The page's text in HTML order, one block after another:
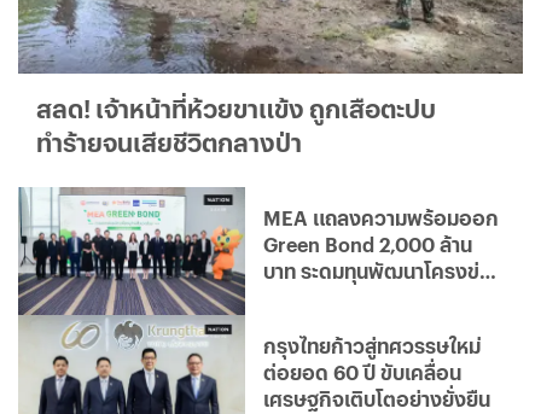
สลด! เจ้าหน้าที่ห้วยขาแข้ง ถูกเสือตะปบ
ทำร้ายจนเสียชีวิตกลางป่า
MEA แถลงความพร้อมออก
Green Bond 2,000 ล้าน
บาท ระดมทุนพัฒนาโครงข่าย
กรุงไทยก้าวสู่ทศวรรษใหม่
ต่อยอด 60 ปี ขับเคลื่อน
เศรษฐกิจเติบโตอย่างยั่งยืน